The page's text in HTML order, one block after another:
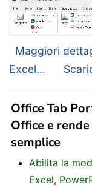
Maggiori
Excel...
Office Tab
Office e
semplice
Abilita la
Excel,